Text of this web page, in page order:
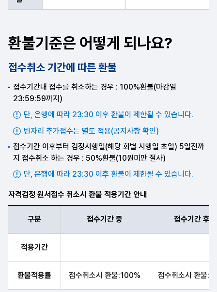
환불기준은 어떻게 되나요?
접수취소 기간에 따른 환불
접수기간내 접수를 취소하는 경우 : 100%환불(마감일
23:59:59까지)
단, 은행에 따라 23:30 이후 환불이 제한될 수 있습니다.
빈자리 추가접수는 별도 적용(공지사항 확인)
접수기간 이후부터 검정시행일(해당 회별 시행일 초일) 5일전까
지 접수취소 하는 경우 : 50%환불(10원미만 절사)
단, 은행에 따라 23:30 이후 환불이 제한될 수 있습니다.
자격검정 원서접수 취소시 환불 적용기간 안내
구분 접수기간 중 접수기간 후
적용기간
환불적용률 접수취소시 환불:100% 접수취소시 환불